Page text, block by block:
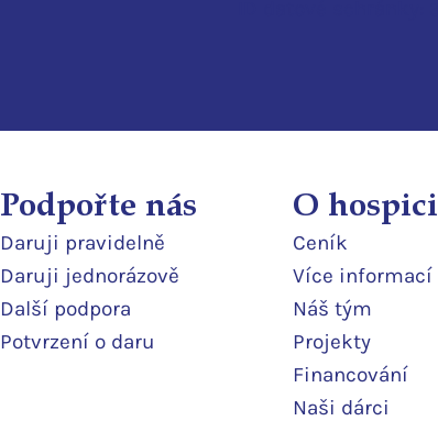
Podpořte nás
Daruji pravidelně
Daruji jednorázově
Další podpora
Potvrzení o daru
O hospici
Ceník
Více informací
Náš tým
Projekty
Financování
Naši dárci